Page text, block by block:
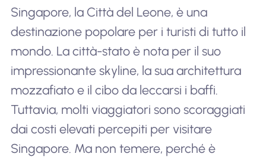
Singapore, la Città del Leone, è una
destinazione popolare per i turisti di tutto il
mondo. La città-stato è nota per il suo
impressionante skyline, la sua architettura
mozzafiato e il cibo da leccarsi i baffi.
Tuttavia, molti viaggiatori sono scoraggiati
dai costi elevati percepiti per visitare
Singapore. Ma non temere, perché è